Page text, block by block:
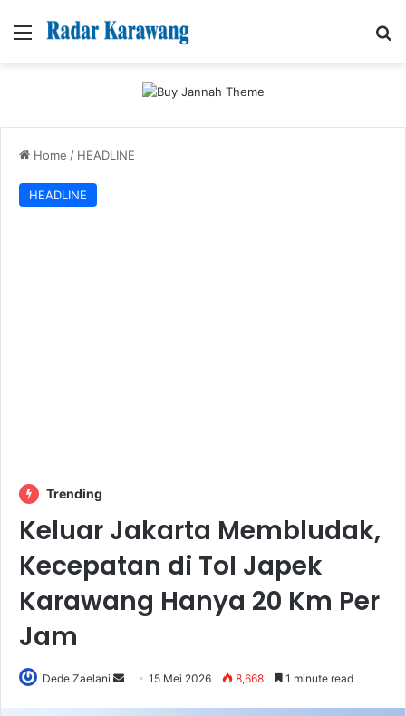
Menu
Home / HEADLINE
HEADLINE
Trending
Keluar Jakarta Membludak,
Kecepatan di Tol Japek
Karawang Hanya 20 Km Per
Jam
Dede Zaelani
Send15 Mei 2026 8,668 1 minute read